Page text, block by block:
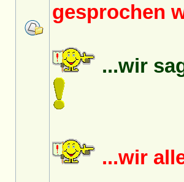
gesprochen
...wir
...wir